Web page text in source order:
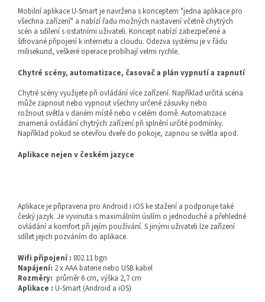
Mobilní aplikace U-Smart je navržena s konceptem "jedna aplikace pro
všechna zařízení" a nabízí řadu možných nastavení včetně chytrých
scén a sdílení s ostatními uživateli. Koncept nabízí zabezpečené a
šifrované připojení k internetu a cloudu. Odezva systému je v řádu
milisekund, veškeré operace probíhají velmi rychle.
Chytré scény, automatizace, časovač a plán vypnutí a zapnutí
Chytré scény využijete při ovládání více zařízení. Například určitá scéna
může zapnout nebo vypnout všechny určené zásuvky nebo
rožnout světla v daném místě nebo v celém domě. Automatizace
znamená ovládání chytrých zařízení při splnění určité podmínky.
Například pokud se otevřou dveře do pokoje, zapnou se světla apod.
Aplikace nejen v českém jazyce
Aplikace je připravena pro Android i iOS ke stažení a podporuje také
český jazyk. Je vyvinuta s maximálním úsilím o jednoduché a přehledné
ovládání a komfort při jejím používání. S jinými uživateli lze zařízení
sdílet jejich pozváním do aplikace.
Wifi připojení : 802.11 bgn
Napájení: 2 x AAA baterie nebo USB kabel
Rozměry: průměr 6 cm, výška 2,7 cm
Aplikace : U-Smart (Android a iOS)